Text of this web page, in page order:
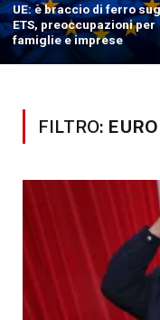
UE: è braccio di ferro
ETS, preoccupazioni per
famiglie e imprese
FILTRO: